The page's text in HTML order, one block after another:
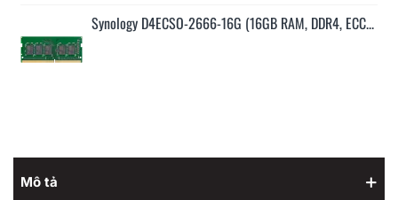
Synology D4ECSO-2666-16G (16GB RAM, DDR4, ECC...
Mô tả